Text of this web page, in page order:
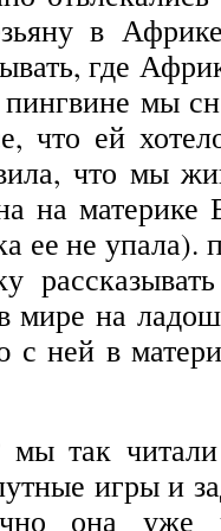
в
где
мы
что ей
что мы
на материке
ее не
мире на
с ней в
так
игры и
она уже